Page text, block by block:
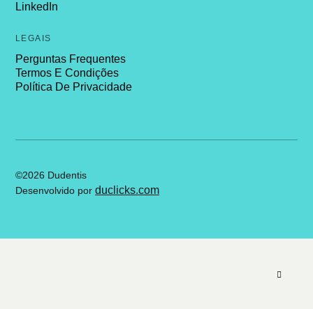
LinkedIn
LEGAIS
Perguntas Frequentes
Termos E Condições
Política De Privacidade
©2026 Dudentis
Desenvolvido por duclicks.com